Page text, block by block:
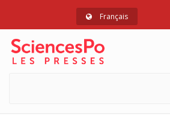
Français